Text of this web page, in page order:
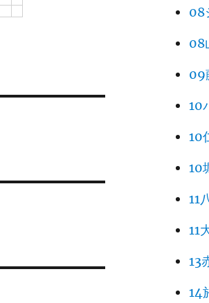
08
08
09
10
10
10
11
11
13
14